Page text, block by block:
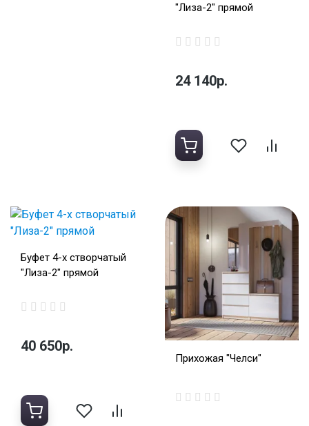
"Лиза-2" прямой
24 140р.
Буфет 4-х створчатый
"Лиза-2" прямой
40 650р.
Прихожая "Челси"